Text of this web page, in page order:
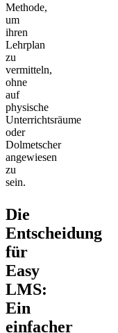
Methode,
um
ihren
Lehrplan
zu
vermitteln,
ohne
auf
physische
Unterrichtsräume
oder
Dolmetscher
angewiesen
zu
sein.
Die
Entscheidung
für
Easy
LMS:
Ein
einfacher